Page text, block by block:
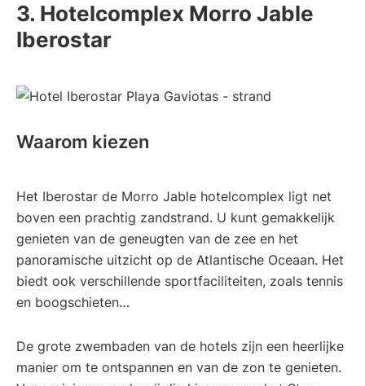
3. Hotelcomplex Morro Jable
Iberostar
Waarom kiezen
Het Iberostar de Morro Jable hotelcomplex ligt net
boven een prachtig zandstrand. U kunt gemakkelijk
genieten van de geneugten van de zee en het
panoramische uitzicht op de Atlantische Oceaan. Het
biedt ook verschillende sportfaciliteiten, zoals tennis
en boogschieten…
De grote zwembaden van de hotels zijn een heerlijke
manier om te ontspannen en van de zon te genieten.